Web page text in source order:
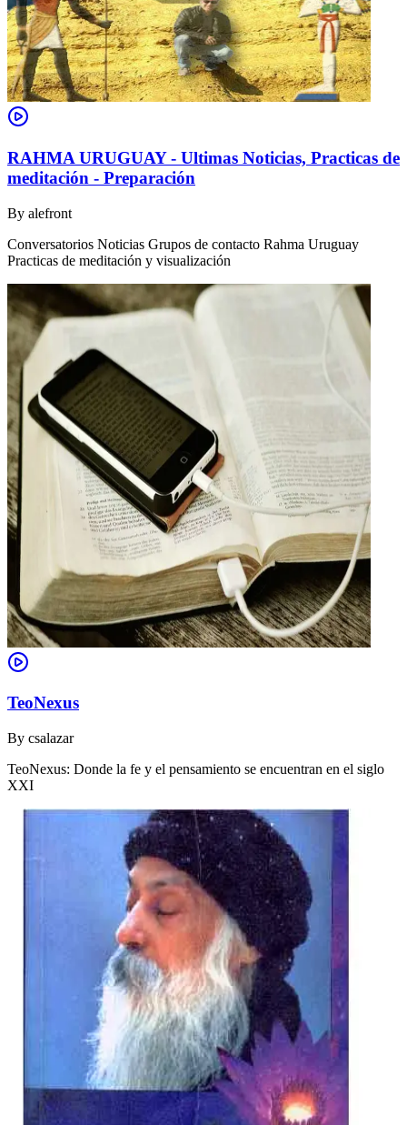
RAHMA URUGUAY - Ultimas Noticias, Practicas de
meditación - Preparación
By alefront
Conversatorios Noticias Grupos de contacto Rahma Uruguay
Practicas de meditación y visualización
TeoNexus
By csalazar
TeoNexus: Donde la fe y el pensamiento se encuentran en el siglo
XXI